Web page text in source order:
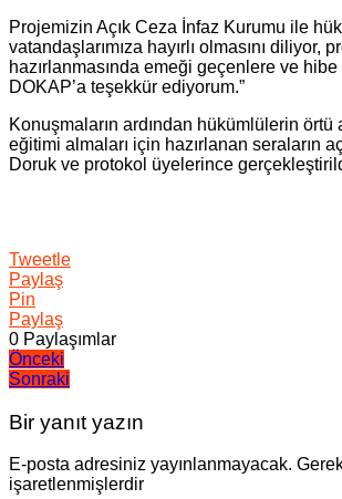
Projemizin Açık Ceza İnfaz Kurumu ile
vatandaşlarımıza hayırlı olmasını diliyor,
hazırlanmasında emeği geçenlere ve
DOKAP’a teşekkür ediyorum.”
Konuşmaların ardından hükümlülerin örtü
eğitimi almaları için hazırlanan seraların
Doruk ve protokol üyelerince
Tweetle
Paylaş
Pin
Paylaş
0 Paylaşımlar
Yazı
gezinmesi
Önceki
Sonraki
Bir yanıt yazın
E-posta adresiniz yayınlanmayacak.
işaretlenmişlerdir